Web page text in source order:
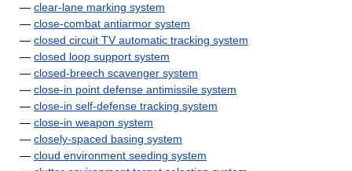
— clear-lane marking system
— close-combat antiarmor system
— closed circuit TV automatic tracking system
— closed loop support system
— closed-breech scavenger system
— close-in point defense antimissile system
— close-in self-defense tracking system
— close-in weapon system
— closely-spaced basing system
— cloud environment seeding system